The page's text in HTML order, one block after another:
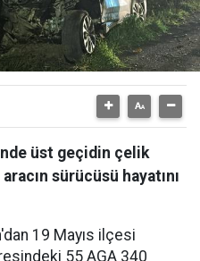
üst geçidin çelik
sürücüsü hayatını
19 Mayıs ilçesi
55 AGA 340